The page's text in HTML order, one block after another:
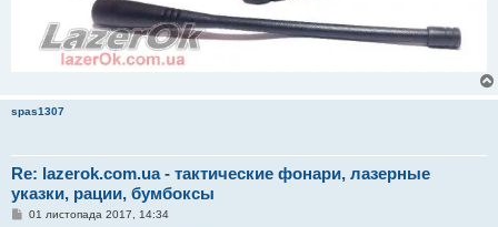
spas1307
Re: lazerok.com.ua - тактические фонари, лазерные
указки, рации, бумбоксы
П01 листопада 2017, 14:34